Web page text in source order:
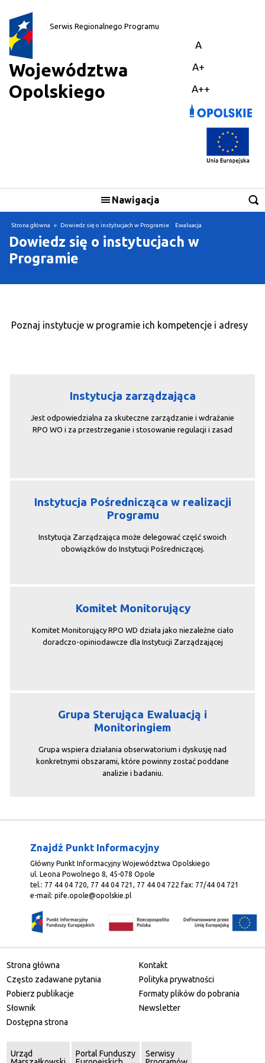
Serwis Regionalnego Programu
Województwa
Opolskiego
A
A+
A++
Nawigacja
Strona główna » Dowiedz się o instytucjach w Programie Ewaluacja
Dowiedz się o instytucjach w
Programie
Poznaj instytucje w programie ich kompetencje i adresy
Instytucja zarządzająca
Jest odpowiedzialna za skuteczne zarządzanie i wdrażanie
RPO WO i za przestrzeganie i stosowanie regulacji i zasad
Instytucja Pośrednicząca w realizacji
Programu
Instytucja Zarządzająca może delegować część swoich
obowiązków do Instytucji Pośredniczącej.
Komitet Monitorujący
Komitet Monitorujący RPO WD działa jako niezależne ciało
doradczo-opiniodawcze dla Instytucji Zarządzającej
Grupa Sterująca Ewaluacją i
Monitoringiem
Grupa wspiera działania obserwatorium i dyskusję nad
konkretnymi obszarami, które powinny zostać poddane
analizie i badaniu.
Znajdź Punkt Informacyjny
Główny Punkt Informacyjny Województwa Opolskiego
ul. Leona Powolnego 8, 45-078 Opole
tel.: 77 44 04 720, 77 44 04 721, 77 44 04 722 fax: 77/44 04 721
e-mail:pife.opole@opolskie.pl
Strona główna
Często zadawane pytania
Pobierz publikacje
Słownik
Dostępna strona
Kontakt
Polityka prywatności
Formaty plików do pobrania
Newsletter
Urząd
Portal Funduszy
Serwisy